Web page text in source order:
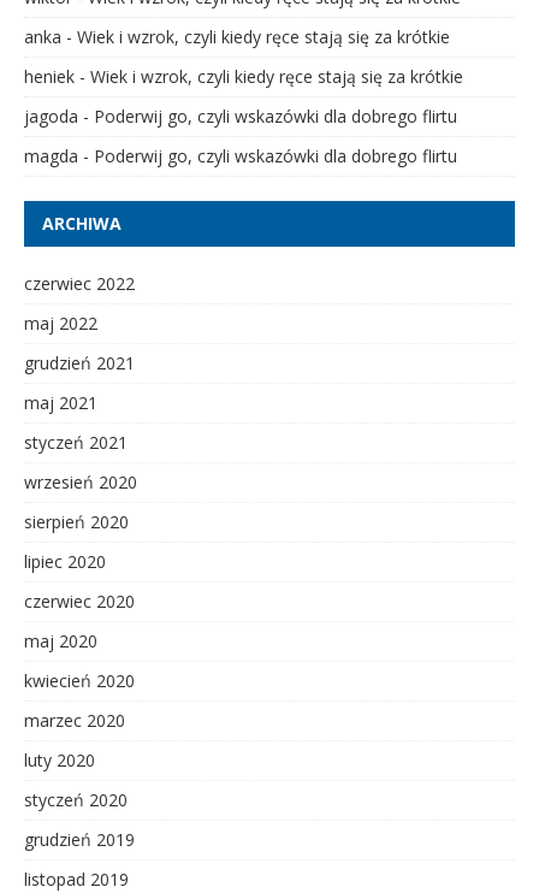
anka - Wiek i wzrok, czyli kiedy ręce stają się za krótkie
heniek - Wiek i wzrok, czyli kiedy ręce stają się za krótkie
jagoda - Poderwij go, czyli wskazówki dla dobrego flirtu
magda - Poderwij go, czyli wskazówki dla dobrego flirtu
ARCHIWA
czerwiec 2022
maj 2022
grudzień 2021
maj 2021
styczeń 2021
wrzesień 2020
sierpień 2020
lipiec 2020
czerwiec 2020
maj 2020
kwiecień 2020
marzec 2020
luty 2020
styczeń 2020
grudzień 2019
listopad 2019